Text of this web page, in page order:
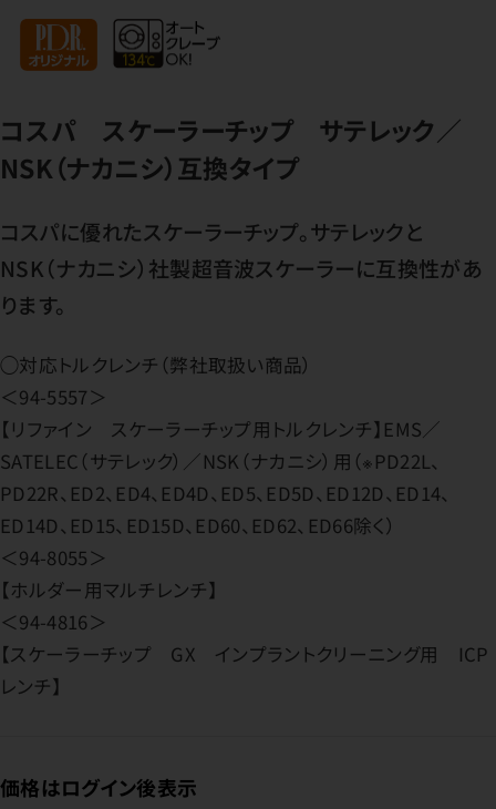
コスパ スケーラーチップ サテレック／
NSK（ナカニシ）互換タイプ
コスパに優れたスケーラーチップ。サテレックと
NSK（ナカニシ）社製超音波スケーラーに互換性があ
ります。
◯対応トルクレンチ（弊社取扱い商品）
＜94-5557＞
【リファイン スケーラーチップ用トルクレンチ】EMS／
SATELEC（サテレック）／NSK（ナカニシ）用（※PD22L、
PD22R、ED2、ED4、ED4D、ED5、ED5D、ED12D、ED14、
ED14D、ED15、ED15D、ED60、ED62、ED66除く）
＜94-8055＞
【ホルダー用マルチレンチ】
＜94-4816＞
【スケーラーチップ GX インプラントクリーニング用 ICP
レンチ】
価格はログイン後表示